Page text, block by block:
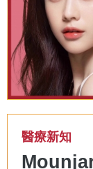
醫療新知